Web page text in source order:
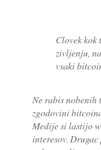
Clovek kok
zivljenju,
vsaki
Ne rabis
zgodovini
Medije si lastijo
interesov.